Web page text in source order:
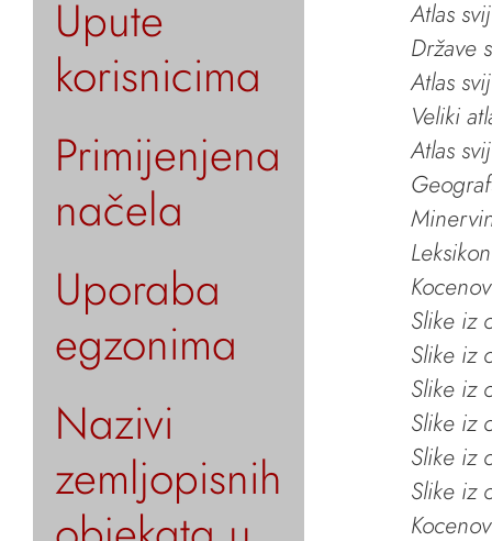
Upute
korisnicima
Primijenjena
načela
Uporaba
egzonima
Nazivi
zemljopisnih
Atlas
Države
Atlas
Veliki
Atlas
Slike iz
Slike iz
Slike iz
Slike iz
Slike iz
Slike iz